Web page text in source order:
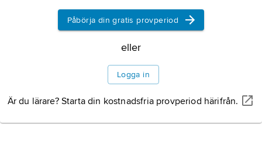
Påbörja din gratis provperiod
eller
Logga in
Är du lärare? Starta din kostnadsfria provperiod härifrån.